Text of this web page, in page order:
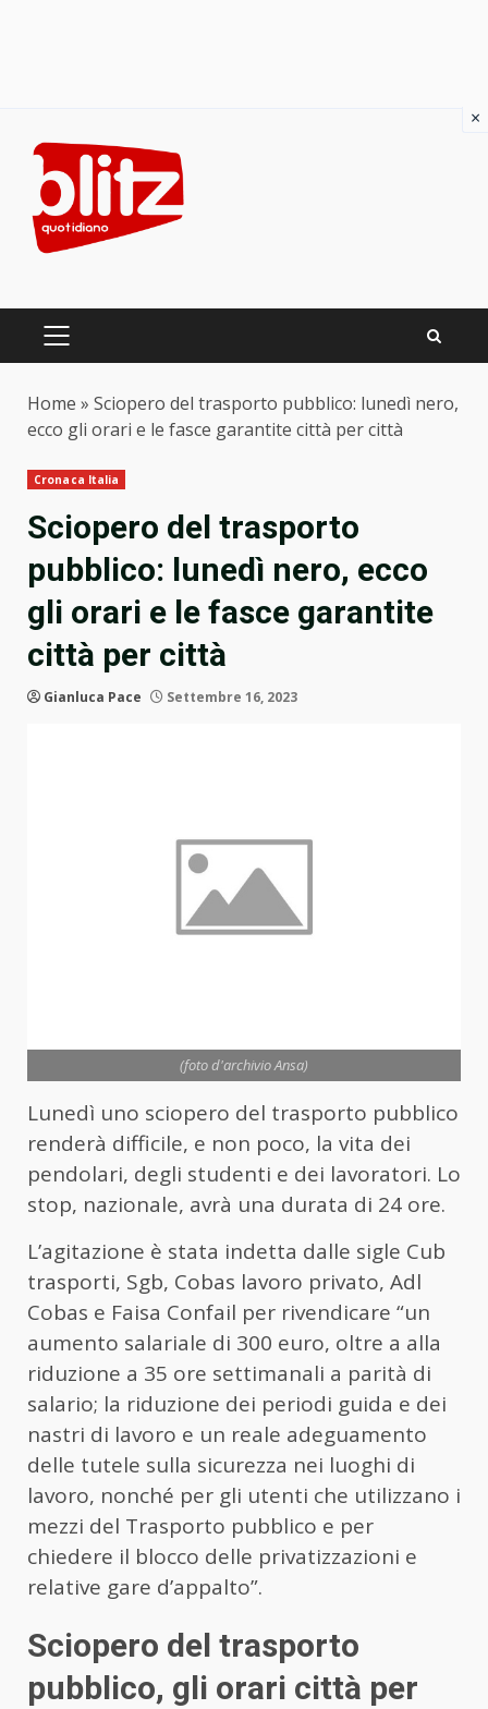
content
PRIMARY
Home » Sciopero del trasporto pubblico: lunedì nero,
ecco gli orari e le fasce garantite città per città
Cronaca Italia
Sciopero del trasporto
pubblico: lunedì nero, ecco
gli orari e le fasce garantite
città per città
Gianluca Pace Settembre 16, 2023
(foto d'archivio Ansa)
Lunedì uno sciopero del trasporto pubblico
renderà difficile, e non poco, la vita dei
pendolari, degli studenti e dei lavoratori. Lo
stop, nazionale, avrà una durata di 24 ore.
L’agitazione è stata indetta dalle sigle Cub
trasporti, Sgb, Cobas lavoro privato, Adl
Cobas e Faisa Confail per rivendicare “un
aumento salariale di 300 euro, oltre a alla
riduzione a 35 ore settimanali a parità di
salario; la riduzione dei periodi guida e dei
nastri di lavoro e un reale adeguamento
delle tutele sulla sicurezza nei luoghi di
lavoro, nonché per gli utenti che utilizzano i
mezzi del Trasporto pubblico e per
chiedere il blocco delle privatizzazioni e
relative gare d’appalto”.
Sciopero del trasporto
pubblico, gli orari città per
×